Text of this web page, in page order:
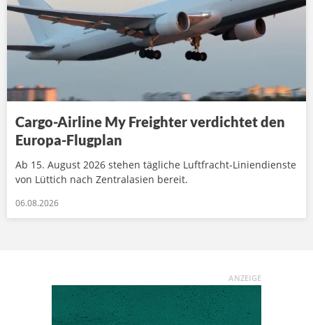
Cargo-Airline My Freighter verdichtet den
Europa-Flugplan
Ab 15. August 2026 stehen tägliche Luftfracht-Liniendienste
von Lüttich nach Zentralasien bereit.
06.08.2026
ANZEIGE